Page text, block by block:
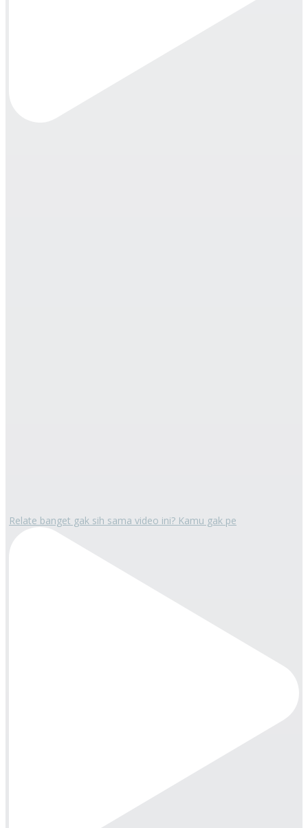
Relate banget gak sih sama video ini? Kamu gak pe